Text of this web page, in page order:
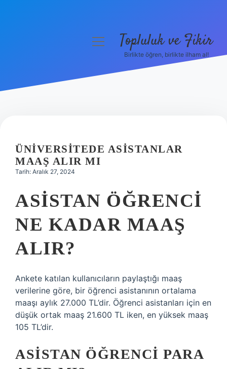
Hakkımızda
menüyüTopluluk ve Fikir
Birlikte öğren, birlikte ilham al!
ÜNIVERSITEDE ASISTANLAR
MAAŞ ALIR MI
Tarih: Aralık 27, 2024
ASISTAN ÖĞRENCI
NE KADAR MAAŞ
ALIR?
Ankete katılan kullanıcıların paylaştığı maaş
verilerine göre, bir öğrenci asistanının ortalama
maaşı aylık 27.000 TL’dir. Öğrenci asistanları için en
düşük ortak maaş 21.600 TL iken, en yüksek maaş
105 TL’dir.
ASISTAN ÖĞRENCI PARA